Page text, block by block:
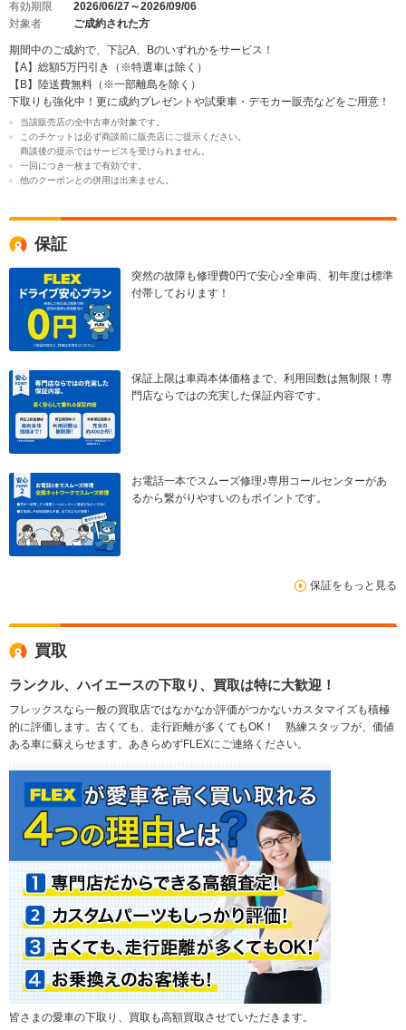
有効期限
2026/06/27～2026/09/06
対象者
ご成約された方
期間中のご成約で、下記A、Bのいずれかをサービス！
【A】総額5万円引き（※特選車は除く）
【B】陸送費無料（※一部離島を除く）
下取りも強化中！更に成約プレゼントや試乗車・デモカー販売などをご用意！
当該販売店の全中古車が対象です。
このチケットは必ず商談前に販売店にご提示ください。
商談後の提示ではサービスを受けられません。
一回につき一枚まで有効です。
他のクーポンとの併用は出来ません。
保証
突然の故障も修理費0円で安心♪全車両、初年度は標準
付帯しております！
保証上限は車両本体価格まで、利用回数は無制限！専
門店ならではの充実した保証内容です。
お電話一本でスムーズ修理♪専用コールセンターがあ
るから繋がりやすいのもポイントです。
保証をもっと見る
買取
ランクル、ハイエースの下取り、買取は特に大歓迎！
フレックスなら一般の買取店ではなかなか評価がつかないカスタマイズも積極
的に評価します。古くても、走行距離が多くてもOK！ 熟練スタッフが、価値
ある車に蘇えらせます。あきらめずFLEXにご連絡ください。
皆さまの愛車の下取り、買取も高額買取させていただきます。